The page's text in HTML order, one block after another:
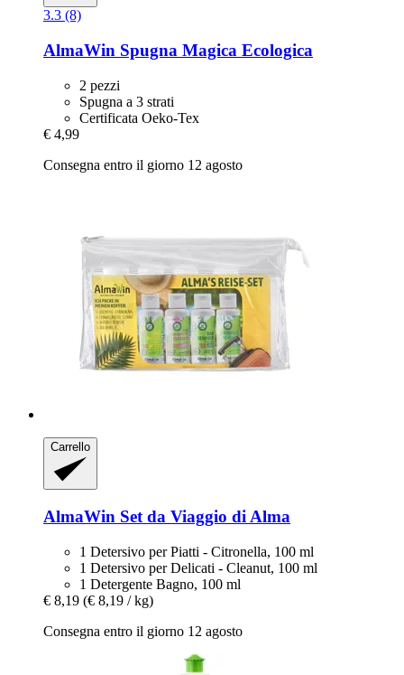
3.3 (8)
AlmaWin Spugna Magica Ecologica
2 pezzi
Spugna a 3 strati
Certificata Oeko-Tex
€ 4,99
Consegna entro il giorno 12 agosto
Carrello
AlmaWin Set da Viaggio di Alma
1 Detersivo per Piatti - Citronella, 100 ml
1 Detersivo per Delicati - Cleanut, 100 ml
1 Detergente Bagno, 100 ml
€ 8,19 (€ 8,19 / kg)
Consegna entro il giorno 12 agosto